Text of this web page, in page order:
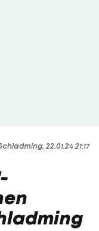
22.01.24 21:17